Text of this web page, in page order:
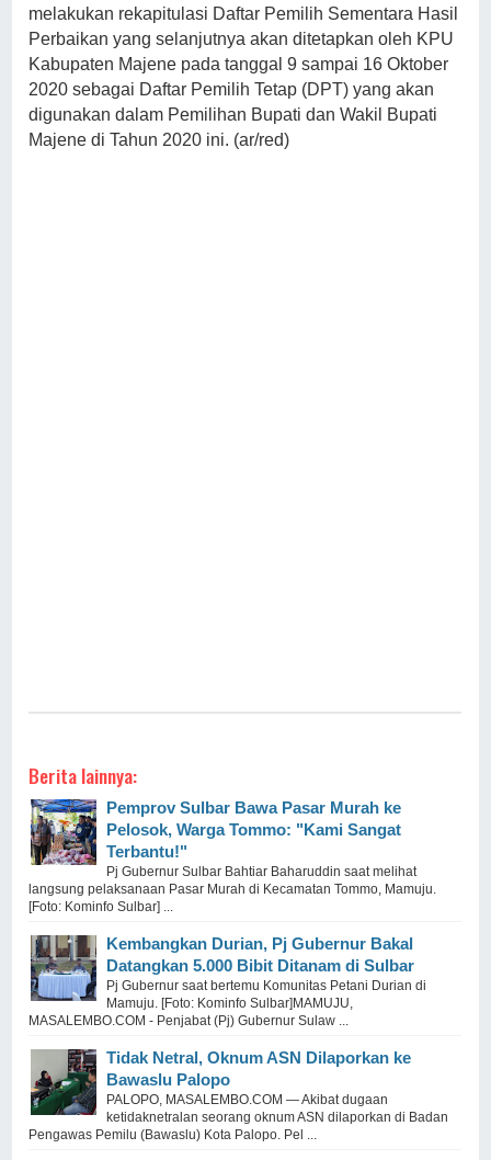
melakukan rekapitulasi Daftar Pemilih Sementara Hasil
Perbaikan yang selanjutnya akan ditetapkan oleh KPU
Kabupaten Majene pada tanggal 9 sampai 16 Oktober
2020 sebagai Daftar Pemilih Tetap (DPT) yang akan
digunakan dalam Pemilihan Bupati dan Wakil Bupati
Majene di Tahun 2020 ini. (ar/red)
Berita lainnya:
Pemprov Sulbar Bawa Pasar Murah ke
Pelosok, Warga Tommo: "Kami Sangat
Terbantu!"
Pj Gubernur Sulbar Bahtiar Baharuddin saat melihat
langsung pelaksanaan Pasar Murah di Kecamatan Tommo, Mamuju.
[Foto: Kominfo Sulbar] ...
Kembangkan Durian, Pj Gubernur Bakal
Datangkan 5.000 Bibit Ditanam di Sulbar
Pj Gubernur saat bertemu Komunitas Petani Durian di
Mamuju. [Foto: Kominfo Sulbar]MAMUJU,
MASALEMBO.COM - Penjabat (Pj) Gubernur Sulaw ...
Tidak Netral, Oknum ASN Dilaporkan ke
Bawaslu Palopo
PALOPO, MASALEMBO.COM — Akibat dugaan
ketidaknetralan seorang oknum ASN dilaporkan di Badan
Pengawas Pemilu (Bawaslu) Kota Palopo. Pel ...